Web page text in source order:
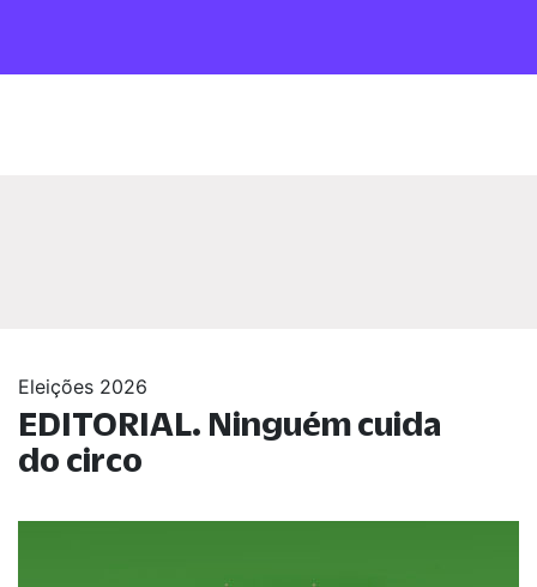
Eleições 2026
EDITORIAL. Ninguém cuida
do circo